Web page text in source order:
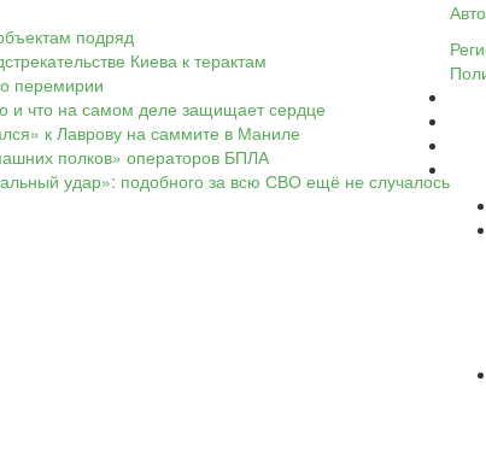
подряд
Киева к терактам
перемирии
и что на самом деле защищает сердце
к Лаврову на саммите в Маниле
полков» операторов БПЛА
удар»: подобного за всю СВО ещё не случалось